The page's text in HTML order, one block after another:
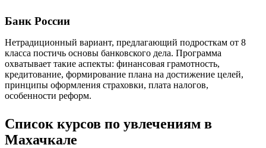
Банк России
Нетрадиционный вариант, предлагающий подросткам от 8
класса постичь основы банковского дела. Программа
охватывает такие аспекты: финансовая грамотность,
кредитование, формирование плана на достижение целей,
принципы оформления страховки, плата налогов,
особенности реформ.
Список курсов по увлечениям в
Махачкале